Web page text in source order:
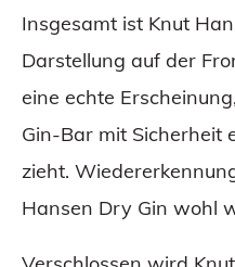
Insgesamt ist Knut
Darstellung auf der
eine echte
Gin-Bar mit Sicherheit
zieht.
Hansen Dry Gin wohl